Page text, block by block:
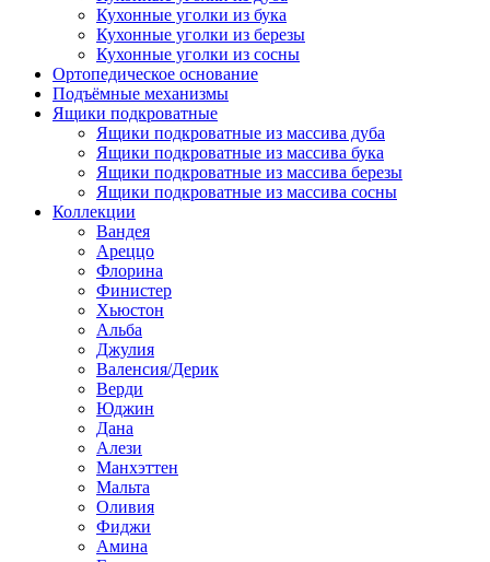
Кухонные уголки из бука
Кухонные уголки из березы
Кухонные уголки из сосны
Ортопедическое основание
Подъёмные механизмы
Ящики подкроватные
Ящики подкроватные из массива дуба
Ящики подкроватные из массива бука
Ящики подкроватные из массива березы
Ящики подкроватные из массива сосны
Коллекции
Вандея
Ареццо
Флорина
Финистер
Хьюстон
Альба
Джулия
Валенсия/Дерик
Верди
Юджин
Дана
Алези
Манхэттен
Мальта
Оливия
Фиджи
Амина